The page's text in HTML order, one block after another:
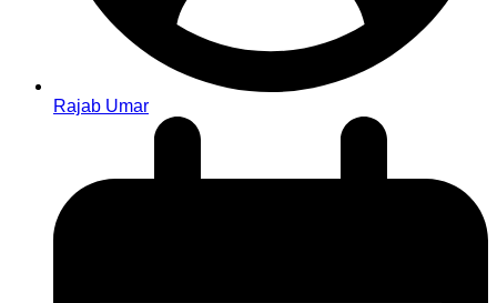
Rajab Umar